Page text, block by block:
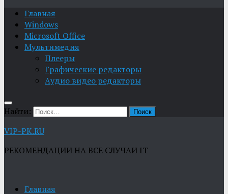
Главная
Windows
Microsoft Office
Мультимедия
Плееры
Графические редакторы
Aудио видео редакторы
Найти:
VIP-PK.RU
РЕКОМЕНДАЦИИ НА ВСЕ СЛУЧАИ IT
Главная